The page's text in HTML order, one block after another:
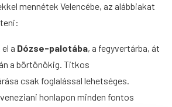
mennétek Velencébe, az alábbiakat
a Dózse-palotába, a fegyvertárba, át
a börtönökig. Titkos
csak foglalással lehetséges.
honlapon minden fontos